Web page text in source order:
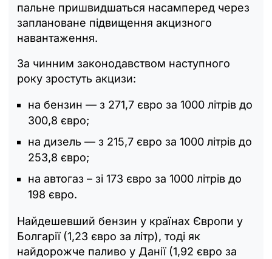
пальне пришвидшаться насамперед через
заплановане підвищення акцизного
навантаження.
За чинним законодавством наступного
року зростуть акцизи:
на бензин — з 271,7 євро за 1000 літрів до
300,8 євро;
на дизель — з 215,7 євро за 1000 літрів до
253,8 євро;
на автогаз – зі 173 євро за 1000 літрів до
198 євро.
Найдешевший бензин у країнах Європи у
Болгарії (1,23 євро за літр), тоді як
найдорожче паливо у Данії (1,92 євро за